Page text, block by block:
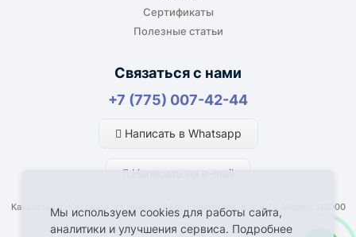
Для крупногабаритных, тяжёлых или
рассчитывается отдельно. По согласованию
Сертификаты
Полезные статьи
Связаться с нами
+7 (775) 007-42-44
Написать в Whatsapp
Написать на e-mail
Казахстан, г. Костанай, ул Генерала Арыстанбекова, д. 1, к.2а, Индекс 110000
Мы используем cookies для работы сайта,
аналитики и улучшения сервиса. Подробнее